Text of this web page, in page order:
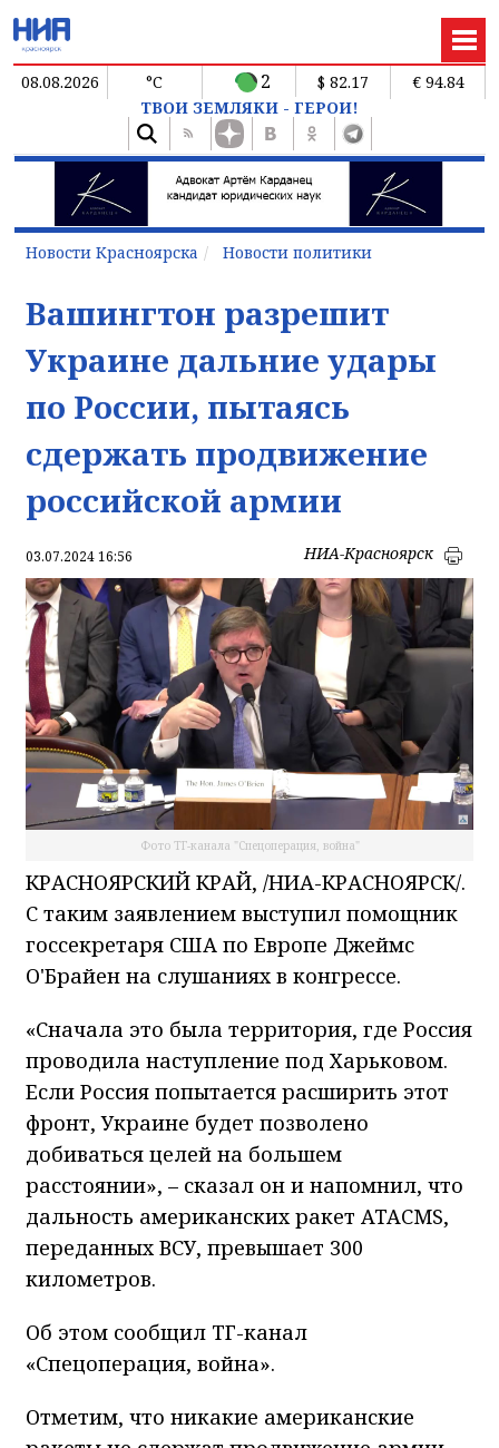
08.08.2026 °C 2 $ 82.17
€ 94.84
ТВОИ ЗЕМЛЯКИ - ГЕРОИ!
Новости Красноярска Новости политики
Вашингтон разрешит
Украине дальние удары
по России, пытаясь
сдержать продвижение
российской армии
03.07.2024 16:56 НИА-Красноярск
Фото ТГ-канала "Спецоперация, война"
КРАСНОЯРСКИЙ КРАЙ, /НИА-КРАСНОЯРСК/.
С таким заявлением выступил помощник
госсекретаря США по Европе Джеймс
О'Брайен на слушаниях в конгрессе.
«Сначала это была территория, где Россия
проводила наступление под Харьковом.
Если Россия попытается расширить этот
фронт, Украине будет позволено
добиваться целей на большем
расстоянии», – сказал он и напомнил, что
дальность американских ракет ATACMS,
переданных ВСУ, превышает 300
километров.
Об этом сообщил ТГ-канал
«Спецоперация, война».
Отметим, что никакие американские